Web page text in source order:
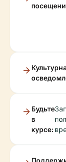
Будьте
в
курсе: